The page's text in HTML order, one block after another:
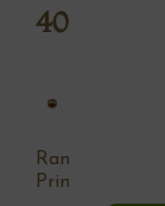
40,00
Ramo
Primavera